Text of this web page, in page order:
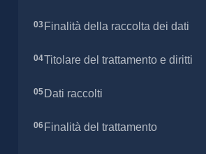
Finalità della raccolta dei dati
Titolare del trattamento e diritti
Dati raccolti
Finalità del trattamento